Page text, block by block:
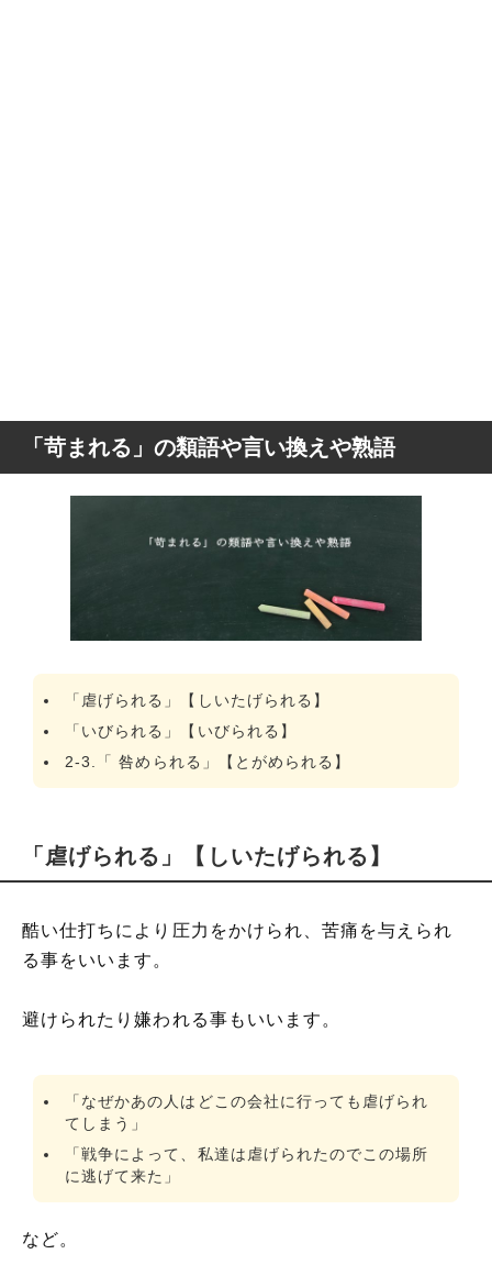
「苛まれる」の類語や言い換えや熟語
「虐げられる」【しいたげられる】
「いびられる」【いびられる】
2-3.「 咎められる」【とがめられる】
「虐げられる」【しいたげられる】
酷い仕打ちにより圧力をかけられ、苦痛を与えられ
る事をいいます。
避けられたり嫌われる事もいいます。
「なぜかあの人はどこの会社に行っても虐げられ
てしまう」
「戦争によって、私達は虐げられたのでこの場所
に逃げて来た」
など。